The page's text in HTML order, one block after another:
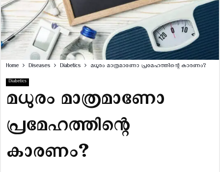
Home Diseases Diabetics മധുരം മാത്രമാണോ പ്രമേഹത്തിന്റെ കാരണം?
Diabetics
മധുരം മാത്രമാണോ
പ്രമേഹത്തിന്റെ
കാരണം?